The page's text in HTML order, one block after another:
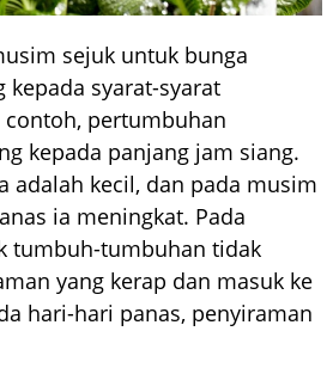
sejuk untuk bunga
syarat-syarat
contoh, pertumbuhan
kepada panjang jam siang.
adalah kecil, dan pada musim
ia meningkat. Pada
tumbuh-tumbuhan tidak
yang kerap dan masuk ke
hari-hari panas, penyiraman